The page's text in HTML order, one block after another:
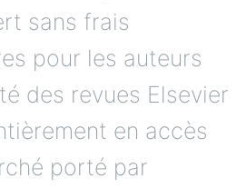
sans frais
pour les auteurs
des revues Elsevier
en accès
porté par